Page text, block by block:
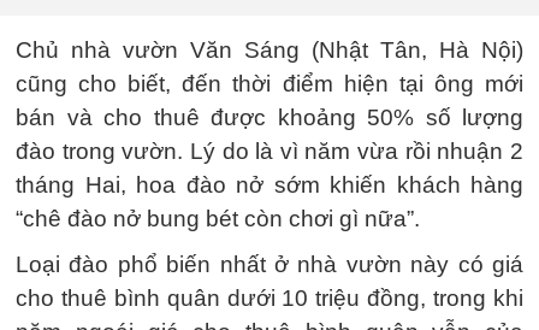
Chủ nhà vườn Văn Sáng (Nhật Tân, Hà Nội)
cũng cho biết, đến thời điểm hiện tại ông mới
bán và cho thuê được khoảng 50% số lượng
đào trong vườn. Lý do là vì năm vừa rồi nhuận 2
tháng Hai, hoa đào nở sớm khiến khách hàng
“chê đào nở bung bét còn chơi gì nữa”.
Loại đào phổ biến nhất ở nhà vườn này có giá
cho thuê bình quân dưới 10 triệu đồng, trong khi